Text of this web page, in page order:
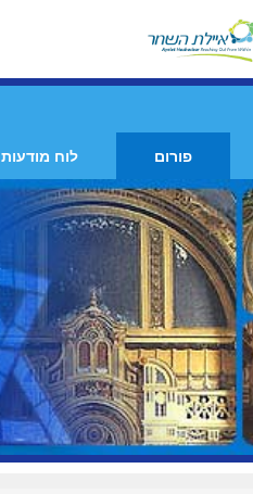
פורום לוח מודעות